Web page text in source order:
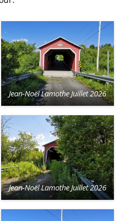
Jean-Noël Lamothe Juillet 2026
Jean-Noël Lamothe Juillet 2026